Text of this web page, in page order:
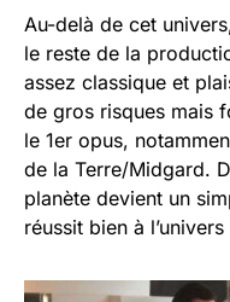
Au-delà de cet
le reste de la
assez classique et
de gros risques mais
le 1er opus,
de la Terre/Midgard.
planète devient un
réussit bien à